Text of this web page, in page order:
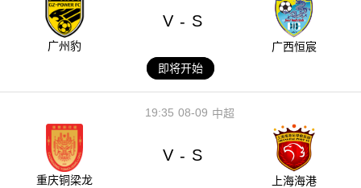
广州豹
V - S
广西恒宸
即将开始
08-09
19:35 中超
重庆铜梁龙
V - S
上海海港